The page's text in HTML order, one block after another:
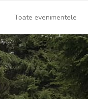
Toate evenimentele